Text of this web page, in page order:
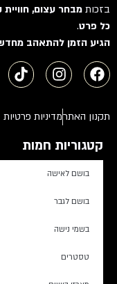
בזכותמבחר עצום, חוויית
כל פרט.
הגיע הזמן להתאהב מחדש.
תקנון האתרמדיניות פרטיות
קטגוריות חמות
בושם לאישה
בושם לגבר
בשמי נישה
טסטרים